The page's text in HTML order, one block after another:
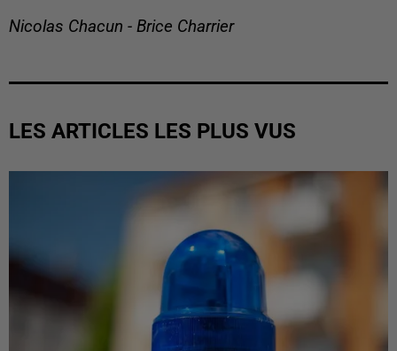
Nicolas Chacun - Brice Charrier
LES ARTICLES LES PLUS VUS